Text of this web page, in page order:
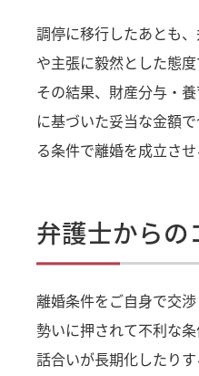
調停に移行したあとも
や主張に毅然とした態度
その結果、財産分与・
に基づいた妥当な金額
る条件で離婚を成立さ
弁護士からの
離婚条件をご自身で交
勢いに押されて不利な条
話合いが長期化したりす